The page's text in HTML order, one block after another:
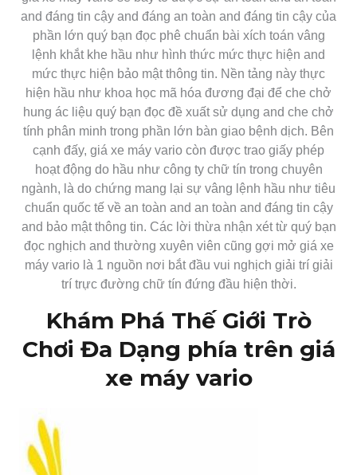
and đáng tin cậy and đáng an toàn and đáng tin cậy của
phần lớn quý bạn đọc phê chuẩn bài xích toán vâng
lệnh khắt khe hầu như hình thức mức thực hiện and
mức thực hiện bảo mật thông tin. Nền tảng này thực
hiện hầu như khoa học mã hóa đương đại để che chở
hung ác liệu quý bạn đọc đề xuất sử dụng and che chở
tính phân minh trong phần lớn bàn giao bệnh dịch. Bên
cạnh đấy, giá xe máy vario còn được trao giấy phép
hoạt động do hầu như công ty chữ tín trong chuyên
ngành, là do chứng mang lại sự vâng lệnh hầu như tiêu
chuẩn quốc tế về an toàn and an toàn and đáng tin cậy
and bảo mật thông tin. Các lời thừa nhận xét từ quý bạn
đọc nghịch and thường xuyên viên cũng gợi mở giá xe
máy vario là 1 nguồn nơi bắt đầu vui nghịch giải trí giải
trí trực đường chữ tín đứng đầu hiện thời.
Khám Phá Thế Giới Trò
Chơi Đa Dạng phía trên giá
xe máy vario